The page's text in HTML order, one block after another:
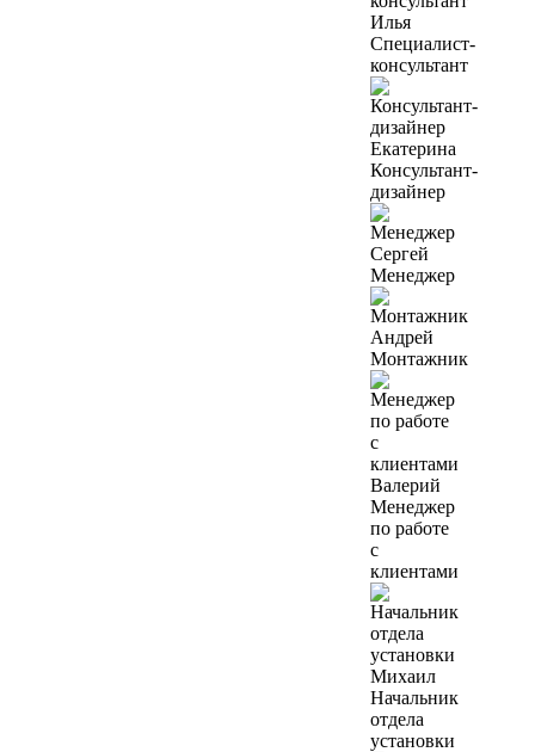
Илья
Специалист-
консультант
Екатерина
Консультант-
дизайнер
Сергей
Менеджер
Андрей
Монтажник
Валерий
Менеджер
по работе
с
клиентами
Михаил
Начальник
отдела
установки